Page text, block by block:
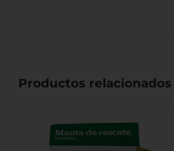
Productos relacionados